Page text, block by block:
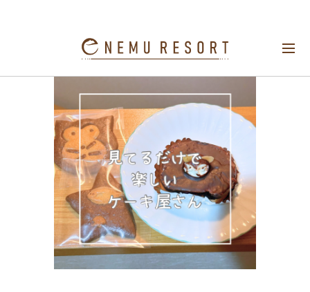
見てるだけで楽しいケーキ屋さん